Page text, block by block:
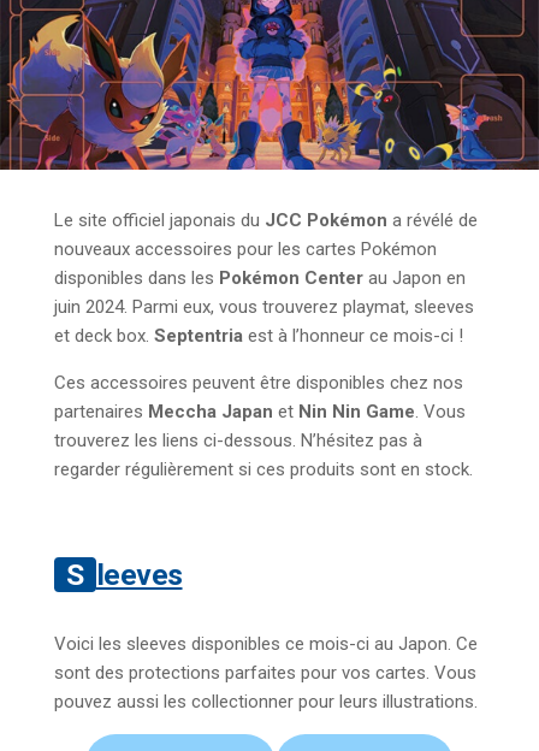
Le site officiel japonais du JCC Pokémon a révélé de
nouveaux accessoires pour les cartes Pokémon
disponibles dans les Pokémon Center au Japon en
juin 2024. Parmi eux, vous trouverez playmat, sleeves
et deck box. Septentria est à l’honneur ce mois-ci !
Ces accessoires peuvent être disponibles chez nos
partenaires Meccha Japan et Nin Nin Game. Vous
trouverez les liens ci-dessous. N’hésitez pas à
regarder régulièrement si ces produits sont en stock.
Sleeves
Voici les sleeves disponibles ce mois-ci au Japon. Ce
sont des protections parfaites pour vos cartes. Vous
pouvez aussi les collectionner pour leurs illustrations.